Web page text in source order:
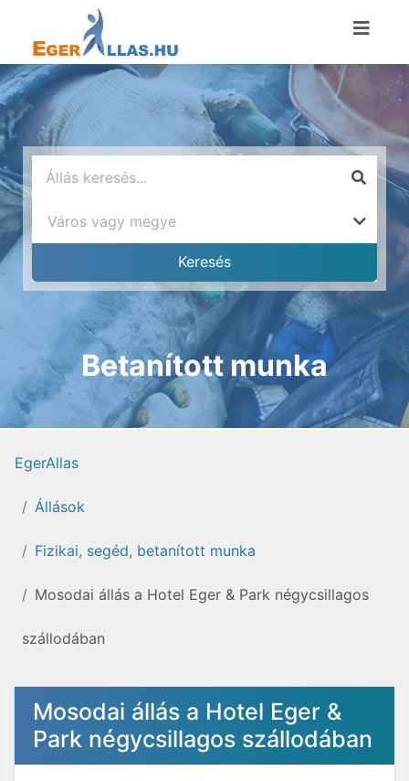
Betanított munka
EgerAllas
Állások
Fizikai, segéd, betanított munka
Mosodai állás a Hotel Eger & Park négycsillagos
szállodában
Mosodai állás a Hotel Eger &
Park négycsillagos szállodában